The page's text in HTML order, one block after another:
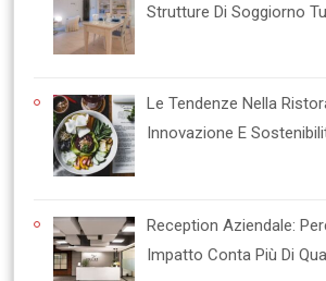
Strutture Di Soggiorno
Le Tendenze Nella
Innovazione E
Reception Aziendale:
Impatto Conta Più Di